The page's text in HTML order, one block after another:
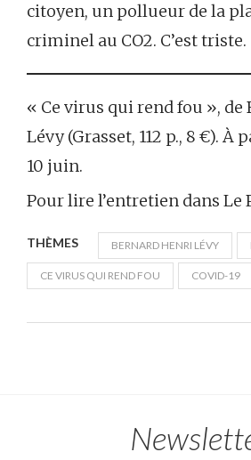
citoyen, un pollueur de la
criminel au CO2. C’est triste.
« Ce virus qui rend fou »,
Lévy (Grasset, 112 p., 8 €). À
10 juin.
Pour lire l’entretien dans Le
THÈMES BERNARD HENRI LÉVY
CE VIRUS QUI REND FOU COVID-19